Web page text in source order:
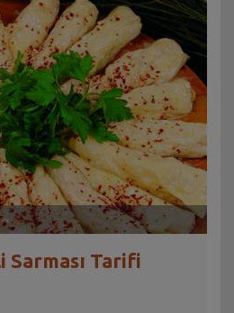
Sarması Tarifi